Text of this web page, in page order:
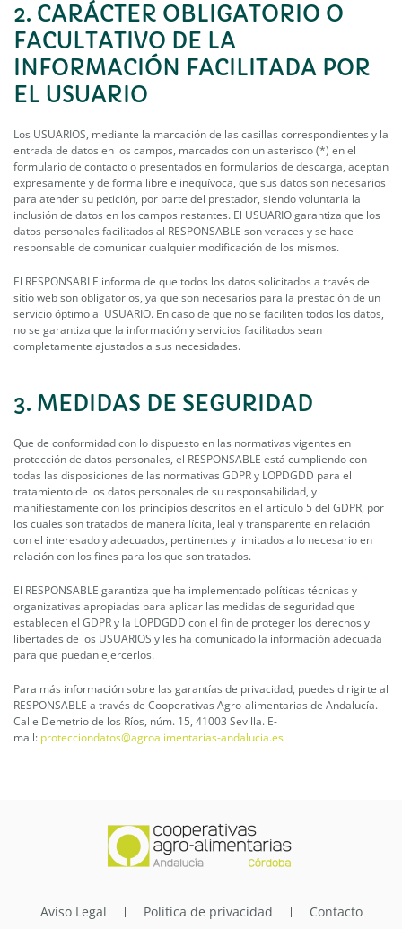
2. CARÁCTER OBLIGATORIO O
FACULTATIVO DE LA
INFORMACIÓN FACILITADA POR
EL USUARIO
Los USUARIOS, mediante la marcación de las casillas correspondientes y la
entrada de datos en los campos, marcados con un asterisco (*) en el
formulario de contacto o presentados en formularios de descarga, aceptan
expresamente y de forma libre e inequívoca, que sus datos son necesarios
para atender su petición, por parte del prestador, siendo voluntaria la
inclusión de datos en los campos restantes. El USUARIO garantiza que los
datos personales facilitados al RESPONSABLE son veraces y se hace
responsable de comunicar cualquier modificación de los mismos.
El RESPONSABLE informa de que todos los datos solicitados a través del
sitio web son obligatorios, ya que son necesarios para la prestación de un
servicio óptimo al USUARIO. En caso de que no se faciliten todos los datos,
no se garantiza que la información y servicios facilitados sean
completamente ajustados a sus necesidades.
3. MEDIDAS DE SEGURIDAD
Que de conformidad con lo dispuesto en las normativas vigentes en
protección de datos personales, el RESPONSABLE está cumpliendo con
todas las disposiciones de las normativas GDPR y LOPDGDD para el
tratamiento de los datos personales de su responsabilidad, y
manifiestamente con los principios descritos en el artículo 5 del GDPR, por
los cuales son tratados de manera lícita, leal y transparente en relación
con el interesado y adecuados, pertinentes y limitados a lo necesario en
relación con los fines para los que son tratados.
El RESPONSABLE garantiza que ha implementado políticas técnicas y
organizativas apropiadas para aplicar las medidas de seguridad que
establecen el GDPR y la LOPDGDD con el fin de proteger los derechos y
libertades de los USUARIOS y les ha comunicado la información adecuada
para que puedan ejercerlos.
Para más información sobre las garantías de privacidad, puedes dirigirte al
RESPONSABLE a través de Cooperativas Agro-alimentarias de Andalucía.
Calle Demetrio de los Ríos, núm. 15, 41003 Sevilla. E-
mail: protecciondatos@agroalimentarias-andalucia.es
Aviso Legal Política de privacidad Contacto